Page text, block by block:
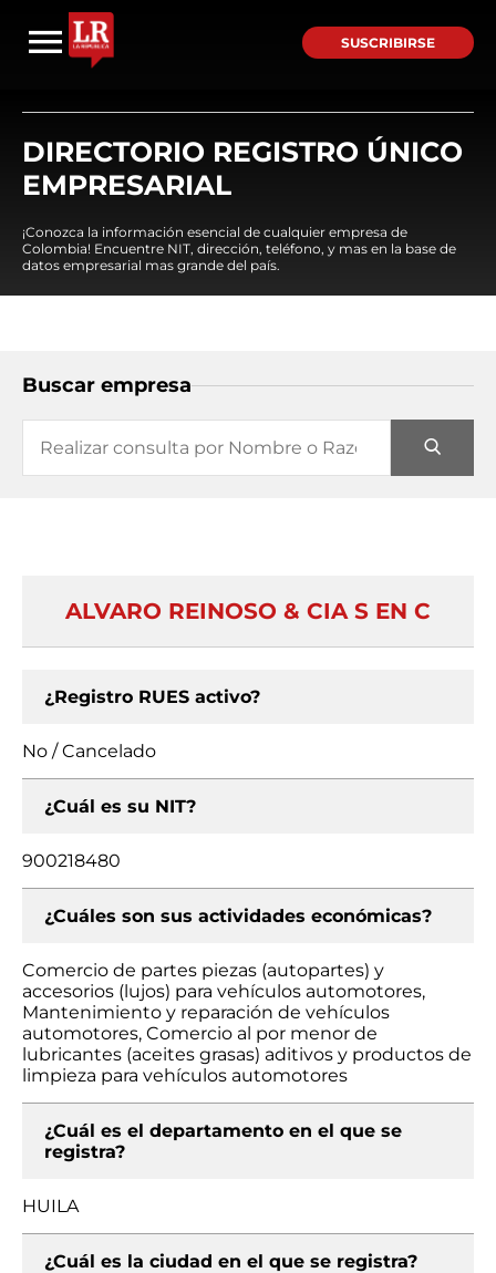
SUSCRIBIRSE
DIRECTORIO REGISTRO ÚNICO
EMPRESARIAL
¡Conozca la información esencial de cualquier empresa de
Colombia! Encuentre NIT, dirección, teléfono, y mas en la base de
datos empresarial mas grande del país.
Buscar empresa
ALVARO REINOSO & CIA S EN C
¿Registro RUES activo?
No / Cancelado
¿Cuál es su NIT?
900218480
¿Cuáles son sus actividades económicas?
Comercio de partes piezas (autopartes) y
accesorios (lujos) para vehículos automotores,
Mantenimiento y reparación de vehículos
automotores, Comercio al por menor de
lubricantes (aceites grasas) aditivos y productos de
limpieza para vehículos automotores
¿Cuál es el departamento en el que se
registra?
HUILA
¿Cuál es la ciudad en el que se registra?